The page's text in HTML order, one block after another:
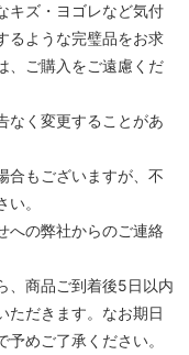
キズ・ヨゴレなど気付
るような完璧品をお求
、ご購入をご遠慮くだ
なく変更することがあ
合もございますが、不
。
への弊社からのご連絡
、商品ご到着後5日以内
ただきます。なお期日
めご了承ください。